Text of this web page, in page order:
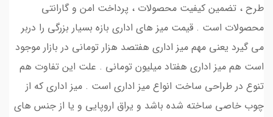
طرح ، تضمین کیفیت محصولات ، پرداخت امن و گارانتی
محصولات است . قیمت میز های اداری بازه بسیار بزرگی را دربر
می گیرد یعنی مهم میز اداری هفتصد هزار تومانی در بازار موجود
است هم میز اداری هفتاد میلیون تومانی . علت این تفاوت هم
تنوع در طراحی ساخت انواع میز اداری است . میز اداری که از
چوب خاصی ساخته شده باشد و یراق اروپایی و یا از جنس های